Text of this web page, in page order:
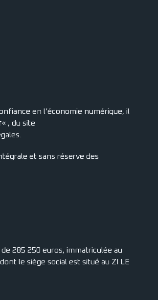
en l’économie numérique, il
« , du site
et sans réserve des
285 250 euros, immatriculée au
le siège social est situé au ZI LE